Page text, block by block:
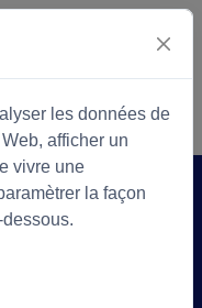
Produit
les données de
afficher un
vivre une
la façon